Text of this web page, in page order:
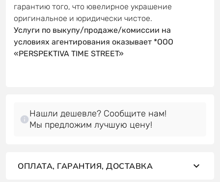
гарантию того, что ювелирное украшение
оригинальное и юридически чистое.
Услуги по выкупу/продаже/комиссии на
условиях агентирования оказывает *OOO
«PERSPEKTIVA TIME STREET»
Нашли дешевле? Сообщите нам!
Мы предложим лучшую цену!
ОПЛАТА, ГАРАНТИЯ, ДОСТАВКА